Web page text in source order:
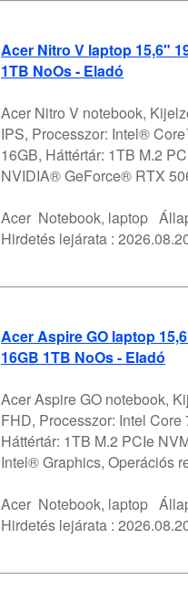
Acer Nitro V laptop 15,6"
1TB NoOs - Eladó
Acer Nitro V notebook,
IPS, Processzor: Intel®
16GB, Háttértár: 1TB M.2
NVIDIA® GeForce® RTX
Acer Notebook, laptop
Hirdetés lejárata :
Acer Aspire GO laptop
16GB 1TB NoOs - Eladó
Acer Aspire GO notebook,
FHD, Processzor: Intel
Háttértár: 1TB M.2 PCIe
Intel® Graphics, Operációs
Acer Notebook, laptop
Hirdetés lejárata :